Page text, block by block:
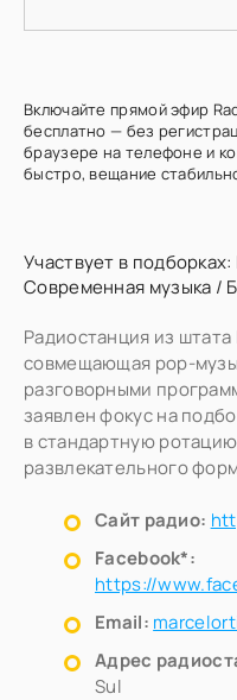
Включайте прямой эфир
бесплатно — без
браузере на телефоне и
быстро, вещание
Участвует в подборках:
Современная музыка /
Радиостанция из
совмещающая pop-
разговорными
заявлен фокус на
в стандартную
развлекательного
Сайт радио:
Facebook*:
https://
Email:
Адрес
Sul